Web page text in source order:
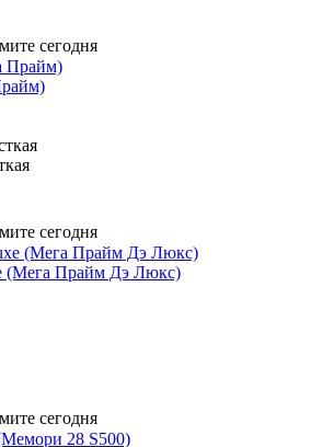
сегодня
сегодня
(Мега Прайм Дэ Люкс)
сегодня